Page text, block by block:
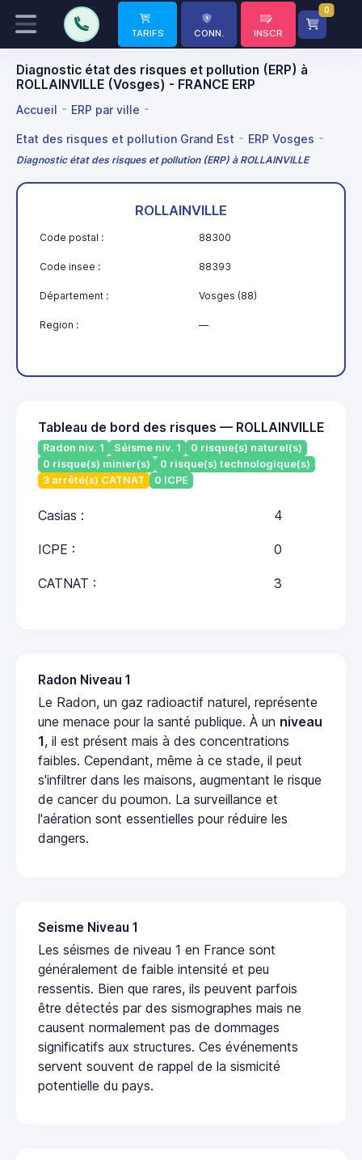
TARIFS CONN. INSCR
0
Diagnostic état des risques et pollution (ERP) à
ROLLAINVILLE (Vosges) - FRANCE ERP
Accueil ERP par ville
Etat des risques et pollution Grand Est ERP Vosges
Diagnostic état des risques et pollution (ERP) à ROLLAINVILLE
ROLLAINVILLE
Code postal : 88300
Code insee : 88393
Département : Vosges (88)
Region : —
Tableau de bord des risques — ROLLAINVILLE
Radon niv. 1 Séisme niv. 1
0 risque(s) naturel(s)
0 risque(s) minier(s)
0 risque(s) technologique(s)
3 arrêté(s) CATNAT
0 ICPE
Casias : 4
ICPE : 0
CATNAT : 3
Radon Niveau 1
Le Radon, un gaz radioactif naturel, représente
une menace pour la santé publique. À un niveau
1, il est présent mais à des concentrations
faibles. Cependant, même à ce stade, il peut
s'infiltrer dans les maisons, augmentant le risque
de cancer du poumon. La surveillance et
l'aération sont essentielles pour réduire les
dangers.
Seisme Niveau 1
Les séismes de niveau 1 en France sont
généralement de faible intensité et peu
ressentis. Bien que rares, ils peuvent parfois
être détectés par des sismographes mais ne
causent normalement pas de dommages
significatifs aux structures. Ces événements
servent souvent de rappel de la sismicité
potentielle du pays.